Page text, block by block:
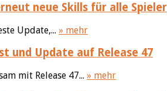
neue Skills für alle Spieler
Update,... » mehr
und Update auf Release 47
mit Release 47... » mehr